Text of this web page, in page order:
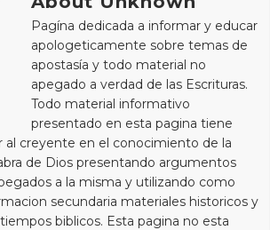
Pagína dedicada a informar y educar
apologeticamente sobre temas de
apostasía y todo material no
apegado a verdad de las Escrituras.
Todo material informativo
presentado en esta pagina tiene
al creyente en el conocimiento de la
de Dios presentando argumentos
a la misma y utilizando como
secundaria materiales historicos y
biblicos. Esta pagina no esta